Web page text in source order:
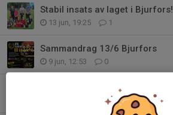
Stabil insats av laget i Bjurfors!
13 jun, 19:25 1
Sammandrag 13/6 Bjurfors
9 jun, 12:53 0
0